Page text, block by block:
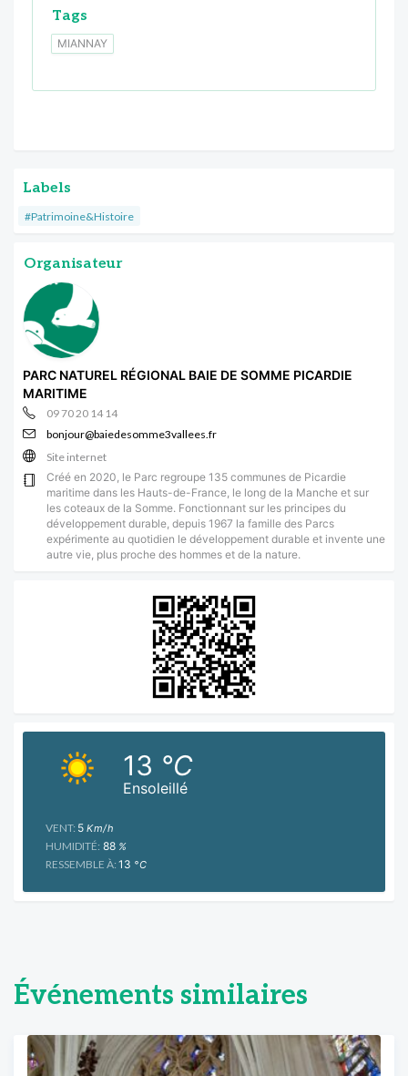
Tags
MIANNAY
Labels
#Patrimoine&Histoire
Organisateur
PARC NATUREL RÉGIONAL BAIE DE SOMME PICARDIE
MARITIME
09 70 20 14 14
bonjour@baiedesomme3vallees.fr
Site internet
Créé en 2020, le Parc regroupe 135 communes de Picardie
maritime dans les Hauts-de-France, le long de la Manche et sur
les coteaux de la Somme. Fonctionnant sur les principes du
développement durable, depuis 1967 la famille des Parcs
expérimente au quotidien le développement durable et invente une
autre vie, plus proche des hommes et de la nature.
Ensoleillé
13 °C
VENT: 5 Km/h
HUMIDITÉ: 88 %
RESSEMBLE À: 13 °C
Événements similaires